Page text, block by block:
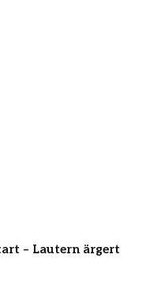
– Lautern ärgert